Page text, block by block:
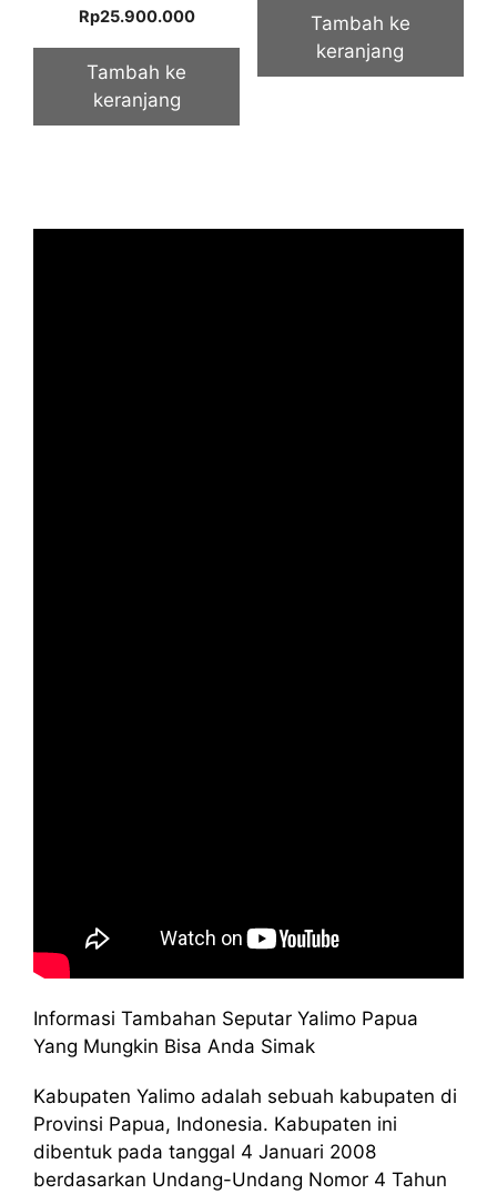
5.00
out of 5
Rp25.900.000
Tambah ke
keranjang
Tambah ke
keranjang
Informasi Tambahan Seputar Yalimo Papua
Yang Mungkin Bisa Anda Simak
Kabupaten Yalimo adalah sebuah kabupaten di
Provinsi Papua, Indonesia. Kabupaten ini
dibentuk pada tanggal 4 Januari 2008
berdasarkan Undang-Undang Nomor 4 Tahun